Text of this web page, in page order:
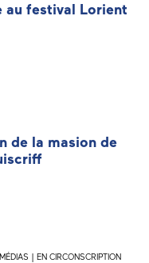
au festival Lorient
de la masion de
MÉDIAS | EN CIRCONSCRIPTION